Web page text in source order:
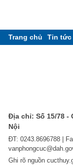
Trang chủ Tin tức
Địa chỉ: Số 15/78 -
Nội
ĐT: 0243.8696788 |
Ghi rõ nguồn